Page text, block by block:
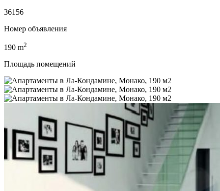
36156
Номер объявления
190 m2
Площадь помещений